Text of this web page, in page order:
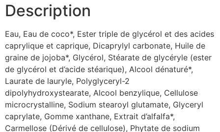
Description
Eau, Eau de coco*, Ester triple de glycérol et des acides
caprylique et caprique, Dicaprylyl carbonate, Huile de
graine de jojoba*, Glycérol, Stéarate de glycéryle (ester
de glycérol et d’acide stéarique), Alcool dénaturé*,
Laurate de lauryle, Polyglyceryl-2
dipolyhydroxystearate, Alcool benzylique, Cellulose
microcrystalline, Sodium stearoyl glutamate, Glyceryl
caprylate, Gomme xanthane, Extrait d’alfalfa*,
Carmellose (Dérivé de cellulose), Phytate de sodium